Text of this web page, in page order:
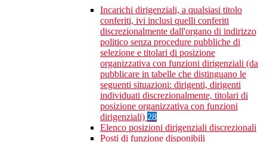
Incarichi dirigenziali, a qualsiasi titolo
conferiti, ivi inclusi quelli conferiti
discrezionalmente dall'organo di indirizzo
politico senza procedure pubbliche di
selezione e titolari di posizione
organizzativa con funzioni dirigenziali (da
pubblicare in tabelle che distinguano le
seguenti situazioni: dirigenti, dirigenti
individuati discrezionalmente, titolari di
posizione organizzativa con funzioni
dirigenziali) 28
Elenco posizioni dirigenziali discrezionali
Posti di funzione disponibili